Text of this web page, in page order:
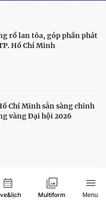
rổ lan tỏa, góp phần phát
Hồ Chí Minh
Chí Minh sẵn sàng chinh
vàng Đại hội 2026
Sik hài lòng với màn trình
Nam
Multiform Menu